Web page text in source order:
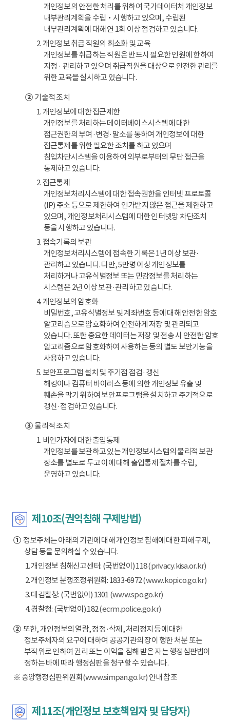
개인정보의 안전한 처리를 위하여 국가데이터처 개인정보
내부관리계획을 수립‧시행하고 있으며, 수립된
내부관리계획에 대해 연 1회 이상 점검하고 있습니다.
2. 개인정보 취급 직원의 최소화 및 교육
개인정보를 취급하는 직원은 반드시 필요한 인원에 한하여
지정 · 관리하고 있으며 취급직원을 대상으로 안전한 관리를
위한 교육을 실시하고 있습니다.
②기술적 조치
1. 개인정보에 대한 접근제한
개인정보를 처리하는 데이터베이스시스템에 대한
접근권한의 부여·변경·말소를 통하여 개인정보에 대한
접근통제를 위한 필요한 조치를 하고 있으며
침입차단시스템을 이용하여 외부로부터의 무단 접근을
통제하고 있습니다.
2. 접근통제
개인정보처리시스템에 대한 접속권한을 인터넷 프로토콜
(IP) 주소 등으로 제한하여 인가받지 않은 접근을 제한하고
있으며, 개인정보처리시스템에 대한 인터넷망 차단조치
등을 시행하고 있습니다.
3. 접속기록의 보관
개인정보처리시스템에 접속한 기록은 1년 이상 보관·
관리하고 있습니다. 다만, 5만명 이상 개인정보를
처리하거나 고유식별정보 또는 민감정보를 처리하는
시스템은 2년 이상 보관·관리하고 있습니다.
4. 개인정보의 암호화
비밀번호, 고유식별정보 및 계좌번호 등에 대해 안전한 암호
알고리즘으로 암호화하여 안전하게 저장 및 관리되고
있습니다. 또한 중요한 데이터는 저장 및 전송 시 안전한 암호
알고리즘으로 암호화하여 사용하는 등의 별도 보안기능을
사용하고 있습니다.
5. 보안프로그램 설치 및 주기점 점검·갱신
해킹이나 컴퓨터 바이러스 등에 의한 개인정보 유출 및
훼손을 막기 위하여 보안프로그램을 설치하고 주기적으로
갱신·점검하고 있습니다.
③물리적 조치
1. 비인가자에 대한 출입통제
개인정보를 보관하고 있는 개인정보시스템의 물리적 보관
장소를 별도로 두고 이에 대해 출입통제 절차를 수립,
운영하고 있습니다.
제10조(권익침해 구제방법)
①정보주체는 아래의 기관에 대해 개인정보 침해에 대한 피해구제,
상담 등을 문의하실 수 있습니다.
1. 개인정보 침해신고센터: (국번없이) 118(privacy.kisa.or.kr)
2. 개인정보 분쟁조정위원회: 1833-6972(www.kopico.go.kr)
3. 대검찰청: (국번없이) 1301 (www.spo.go.kr)
4. 경찰청: (국번없이) 182(ecrm.police.go.kr)
②또한, 개인정보의 열람, 정정·삭제, 처리정지 등에 대한
정보주체자의 요구에 대하여 공공기관의 장이 행한 처분 또는
부작위로 인하여 권리 또는 이익을 침해 받은 자는 행정심판법이
정하는 바에 따라 행정심판을 청구할 수 있습니다.
※ 중앙행정심판위원회(www.simpan.go.kr) 안내 참조
제11조(개인정보 보호책임자 및 담당자)